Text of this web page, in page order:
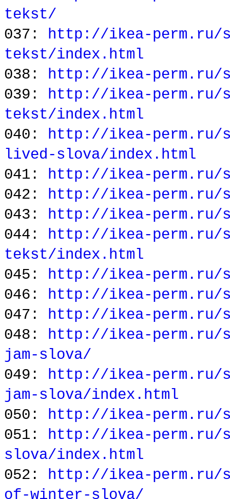
tekst/
037: http://ikea-
tekst/index.html
038: http://ikea-
039: http://ikea-perm.ru/
tekst/index.html
040: http://ikea-perm.ru/
lived-slova/index.html
041: http://ikea-perm.ru/
042: http://ikea-perm.ru/
043: http://ikea-perm.ru/
044: http://ikea-perm.ru/
tekst/index.html
045: http://ikea-
046: http://ikea-
047: http://ikea-
048: http://ikea-
jam-slova/
049: http://ikea-
jam-slova/index.html
050: http://ikea-perm.ru/
051: http://ikea-perm.ru/
slova/index.html
052: http://ikea-perm.ru/
of-winter-slova/